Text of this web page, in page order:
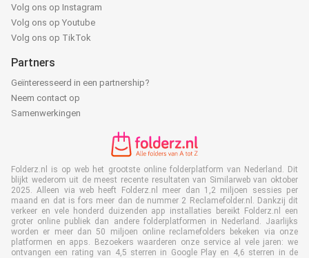
Volg ons op Instagram
Volg ons op Youtube
Volg ons op TikTok
Partners
Geïnteresseerd in een partnership?
Neem contact op
Samenwerkingen
Folderz.nl is op web het grootste online folderplatform van Nederland. Dit
blijkt wederom uit de meest recente resultaten van Similarweb van oktober
2025. Alleen via web heeft Folderz.nl meer dan 1,2 miljoen sessies per
maand en dat is fors meer dan de nummer 2 Reclamefolder.nl. Dankzij dit
verkeer en vele honderd duizenden app installaties bereikt Folderz.nl een
groter online publiek dan andere folderplatformen in Nederland. Jaarlijks
worden er meer dan 50 miljoen online reclamefolders bekeken via onze
platformen en apps. Bezoekers waarderen onze service al vele jaren: we
ontvangen een rating van 4,5 sterren in Google Play en 4,6 sterren in de